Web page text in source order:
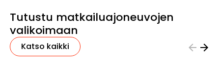
Tutustu matkailuajoneuvojen
valikoimaan
Katso kaikki